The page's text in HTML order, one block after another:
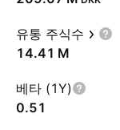
유통 주식수
‪14.41 M‬
베타 (1Y)
0.51